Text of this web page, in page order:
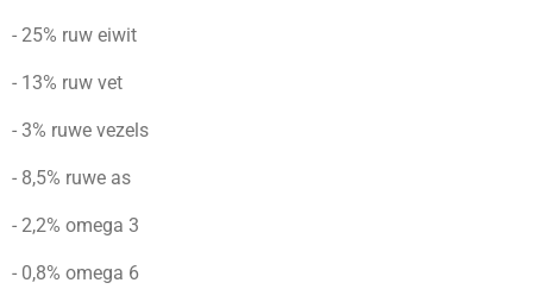
- 25% ruw eiwit
- 13% ruw vet
- 3% ruwe vezels
- 8,5% ruwe as
- 2,2% omega 3
- 0,8% omega 6